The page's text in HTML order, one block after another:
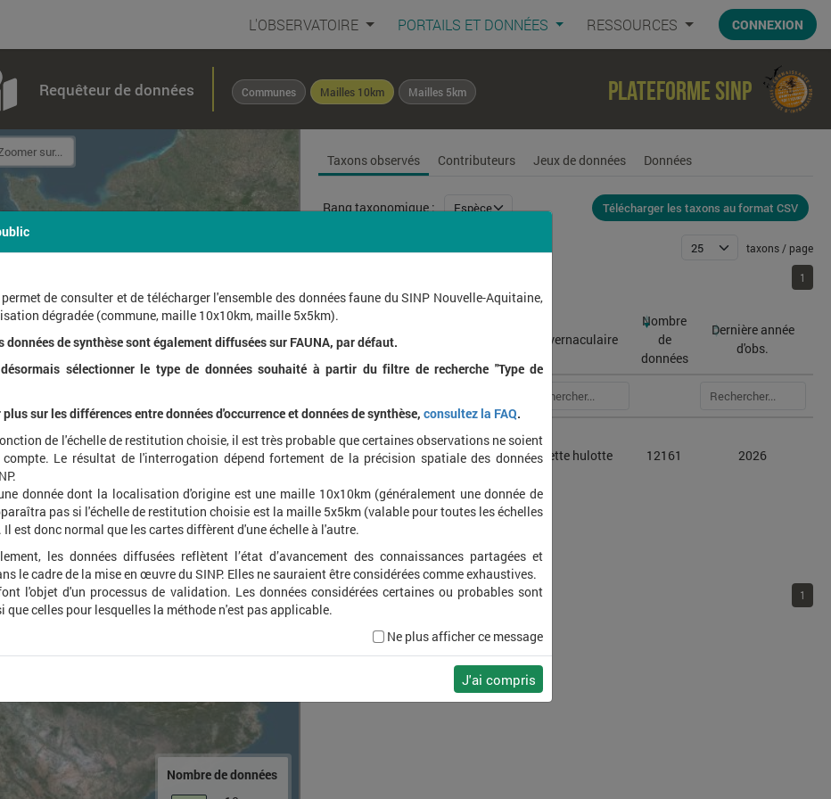
L'OBSERVATOIRE PORTAILS ET DONNÉES RESSOURCES CONNEXION
Requêteur de données Communes Mailles 10km Mailles 5km Plateforme SINP
Nombre de données
Taxons observés Contributeurs Jeux de données Données
Rang taxonomique : Télécharger les taxons au format CSV
taxons / page
1
Nom vernaculaire
Nombre
de
données
Dernière année
d'obs.
Strix aluco Chouette hulotte 12161 2026
1
de consulter et de télécharger l'ensemble des données faune du SINP Nouvelle-Aquitaine,
dégradée (commune, maille 10x10km, maille 5x5km).
données de synthèse sont également diffusées sur FAUNA, par défaut.
sélectionner le type de données souhaité à partir du filtre de recherche "Type de
sur les différences entre données d'occurrence et données de synthèse, consultez la FAQ.
de l'échelle de restitution choisie, il est très probable que certaines observations ne soient
Le résultat de l'interrogation dépend fortement de la précision spatiale des données
donnée dont la localisation d'origine est une maille 10x10km (généralement une donnée de
pas si l'échelle de restitution choisie est la maille 5x5km (valable pour toutes les échelles
Il est donc normal que les cartes diffèrent d'une échelle à l'autre.
les données diffusées reflètent l’état d’avancement des connaissances partagées et
le cadre de la mise en œuvre du SINP. Elles ne sauraient être considérées comme exhaustives.
l'objet d'un processus de validation. Les données considérées certaines ou probables sont
que celles pour lesquelles la méthode n'est pas applicable.
Ne plus afficher ce message
J'ai compris